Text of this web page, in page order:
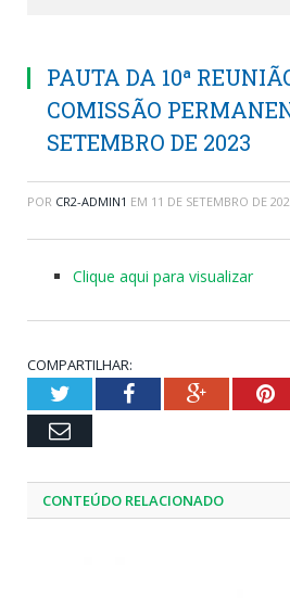
PAUTA DA 10ª
COMISSÃO
SETEMBRO DE 2023
POR CR2-ADMIN1 EM 11 DE SETEMBRO DE
Clique aqui para visualizar
COMPARTILHAR:
TwitterFacebookGoogle+
Email
CONTEÚDO RELACIONADO